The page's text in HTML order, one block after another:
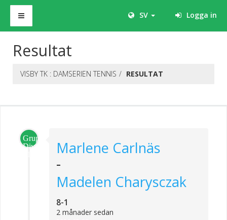
SV Logga in
Resultat
VISBY TK : DAMSERIEN TENNIS RESULTAT
Grupp
Division
Marlene Carlnäs
-
Madelen Charysczak
8-1
2 månader sedan